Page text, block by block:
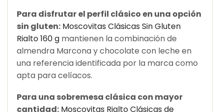
Para disfrutar el perfil clásico en una opción
sin gluten: Moscovitas Clásicas Sin Gluten
Rialto 160 g mantienen la combinación de
almendra Marcona y chocolate con leche en
una referencia identificada por la marca como
apta para celíacos.
Para una sobremesa clásica con mayor
cantidad: Moscovitas Rialto Clásicas de